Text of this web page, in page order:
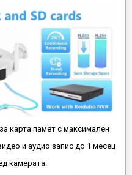
карта памет с максимален
и аудио запис до 1 месец
камерата.